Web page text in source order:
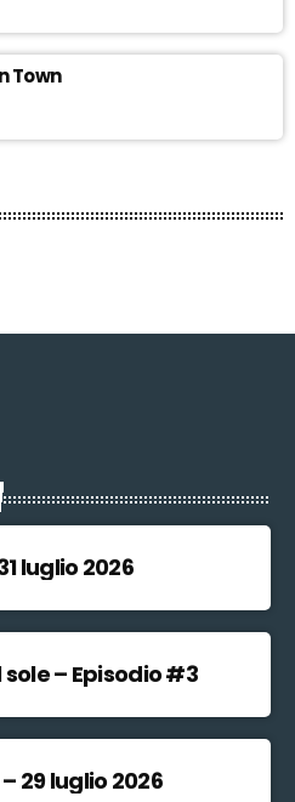
Town
luglio 2026
– Episodio #3
29 luglio 2026